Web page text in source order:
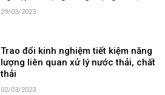
29/03/2023
Trao đổi kinh nghiệm tiết kiệm năng
lượng liên quan xử lý nước thải, chất
thải
02/03/2023